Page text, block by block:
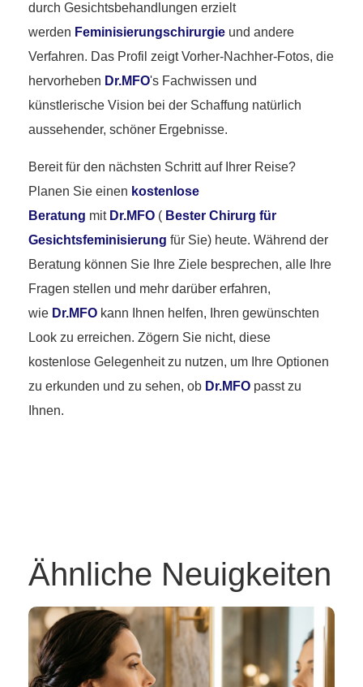
durch Gesichtsbehandlungen erzielt
werden Feminisierungschirurgie und andere
Verfahren. Das Profil zeigt Vorher-Nachher-Fotos, die
hervorheben Dr.MFO's Fachwissen und
künstlerische Vision bei der Schaffung natürlich
aussehender, schöner Ergebnisse.
Bereit für den nächsten Schritt auf Ihrer Reise?
Planen Sie einen kostenlose
Beratung mit Dr.MFO ( Bester Chirurg für
Gesichtsfeminisierung für Sie) heute. Während der
Beratung können Sie Ihre Ziele besprechen, alle Ihre
Fragen stellen und mehr darüber erfahren,
wie Dr.MFO kann Ihnen helfen, Ihren gewünschten
Look zu erreichen. Zögern Sie nicht, diese
kostenlose Gelegenheit zu nutzen, um Ihre Optionen
zu erkunden und zu sehen, ob Dr.MFO passt zu
Ihnen.
Ähnliche Neuigkeiten